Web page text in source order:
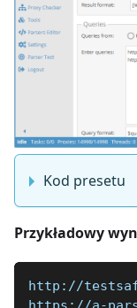
Kod presetu
Przykładowy
http://